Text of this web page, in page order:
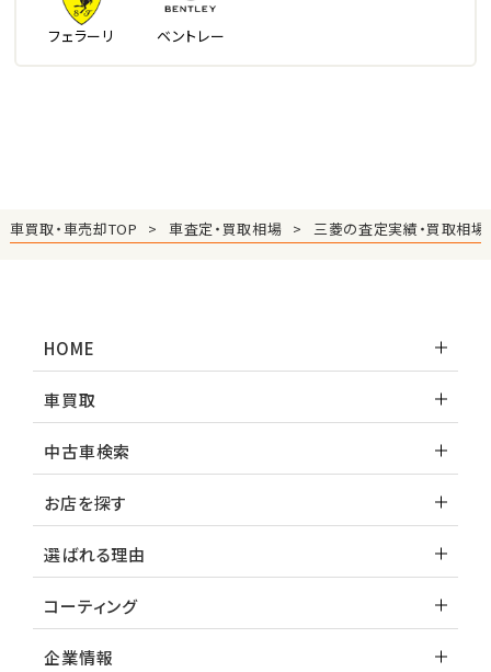
フェラーリ ベントレー
車買取・車売却TOP 車査定・買取相場 三菱の査定実績・買取相場
HOME
車買取
中古車検索
お店を探す
選ばれる理由
コーティング
企業情報